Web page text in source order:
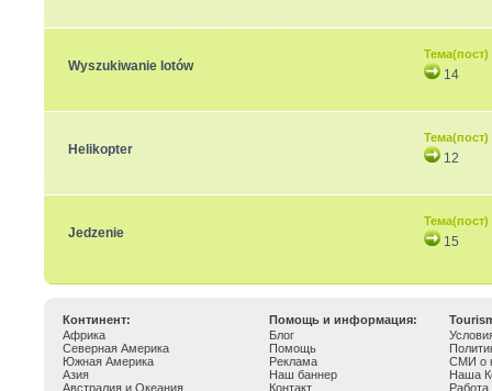
Wyszukiwanie lotów
Тема(пост)
14
Helikopter
Тема(пост)
12
Jedzenie
Тема(пост)
15
Континент: Помощь и информация:
Африка
Северная Америка
Южная Америка
Азия
Австралия и Океания
Блог
Помощь
Реклама
Наш баннер
Контакт
СМИ о
Наша
Работа